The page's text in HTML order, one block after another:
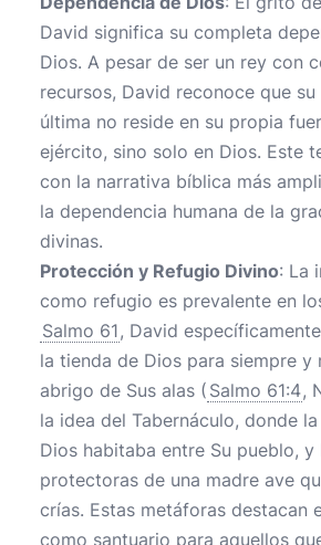
David significa su completa
Dios. A pesar de ser un rey con
recursos, David reconoce que su
última no reside en su propia
ejército, sino solo en Dios. Este
con la narrativa bíblica más
la dependencia humana de la
divinas.
Protección y Refugio Divino: La
como refugio es prevalente en
Salmo 61, David
la tienda de Dios para siempre y
abrigo de Sus alas ( Salmo 61:4,
la idea del Tabernáculo, donde
Dios habitaba entre Su pueblo, y
protectoras de una madre ave
crías. Estas metáforas destacan
como santuario para aquellos